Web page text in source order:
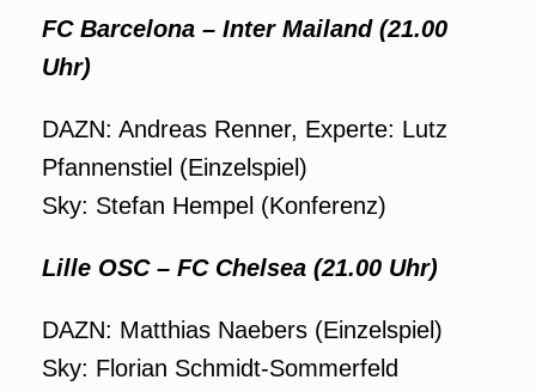
FC Barcelona – Inter Mailand (21.00
Uhr)
DAZN: Andreas Renner, Experte: Lutz
Pfannenstiel (Einzelspiel)
Sky: Stefan Hempel (Konferenz)
Lille OSC – FC Chelsea (21.00 Uhr)
DAZN: Matthias Naebers (Einzelspiel)
Sky: Florian Schmidt-Sommerfeld